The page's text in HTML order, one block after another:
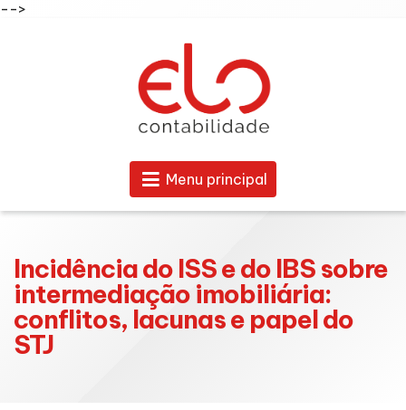
-->
Menu principal
Incidência do ISS e do IBS sobre
intermediação imobiliária:
conflitos, lacunas e papel do
STJ